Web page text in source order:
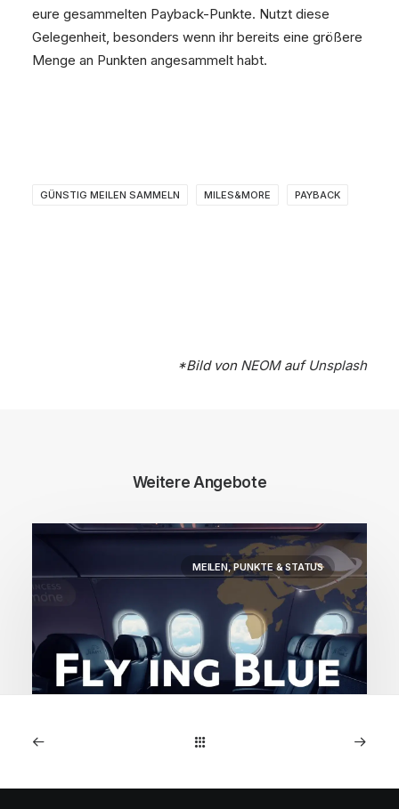
eure gesammelten Payback-Punkte. Nutzt diese
Gelegenheit, besonders wenn ihr bereits eine größere
Menge an Punkten angesammelt habt.
GÜNSTIG MEILEN SAMMELN MILES&MORE PAYBACK
*Bild von NEOMauf Unsplash
Weitere Angebote
MEILEN, PUNKTE & STATUS
2. Dezember 2025